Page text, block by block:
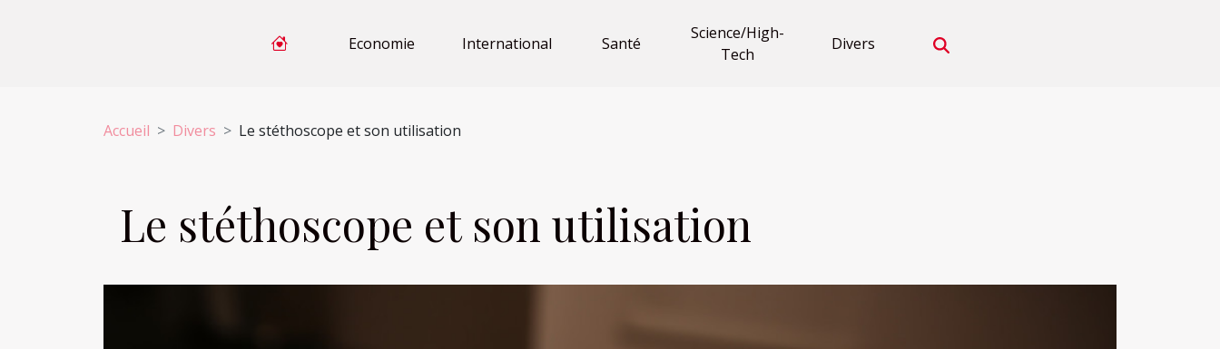
Economie International Santé
Science/High-
Tech
Divers
Accueil Divers Le stéthoscope et son utilisation
Le stéthoscope et son utilisation